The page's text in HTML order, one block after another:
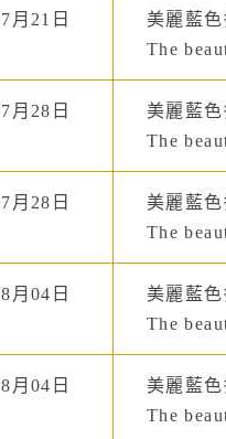
月21日
美麗藍
The
月28日
美麗藍
The
月28日
美麗藍
The
月04日
美麗藍
The
月04日
美麗藍
The